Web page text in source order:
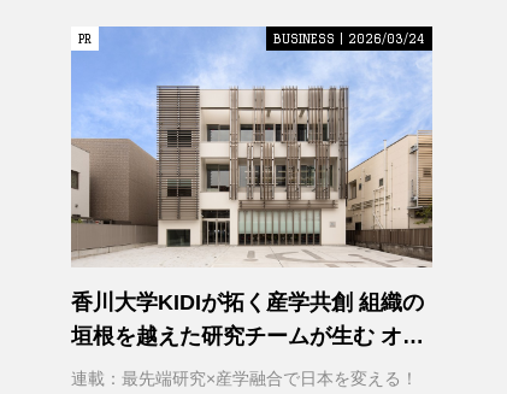
PR
PR BUSINESS | 2026/03/24
香川大学KIDIが拓く産学共創 組織の
垣根を越えた研究チームが生む オー
プンイノベーション
連載：最先端研究×産学融合で日本を変える！